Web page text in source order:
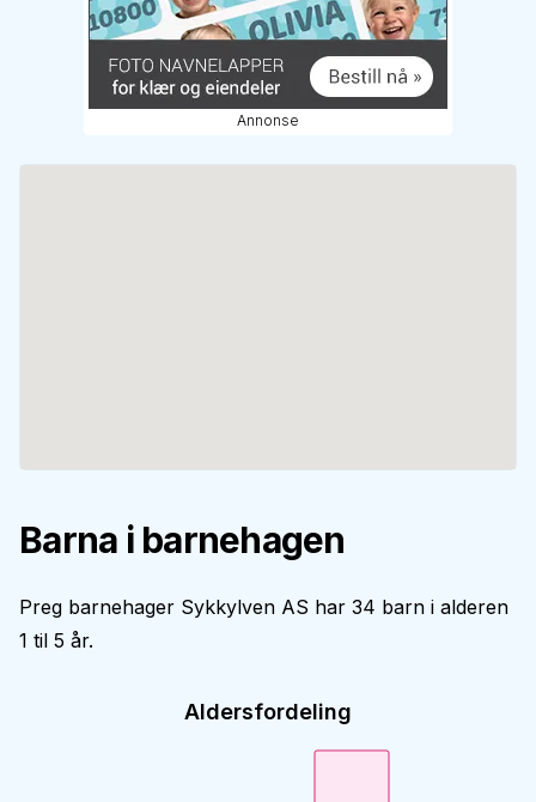
Annonse
Barna i barnehagen
Preg barnehager Sykkylven AS har 34 barn i alderen
1 til 5 år.
Aldersfordeling